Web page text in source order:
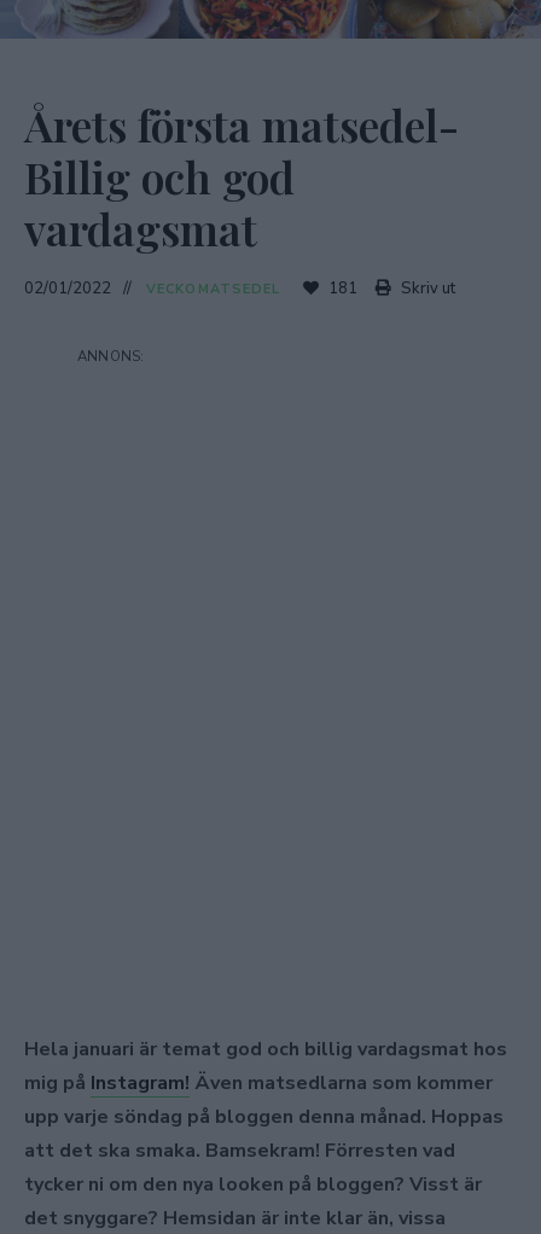
Årets första matsedel-
Billig och god
vardagsmat
02/01/2022 VECKOMATSEDEL 181 Skriv ut
Hela januari är temat god och billig vardagsmat hos
mig på Instagram! Även matsedlarna som kommer
upp varje söndag på bloggen denna månad. Hoppas
att det ska smaka. Bamsekram! Förresten vad
tycker ni om den nya looken på bloggen? Visst är
det snyggare? Hemsidan är inte klar än, vissa